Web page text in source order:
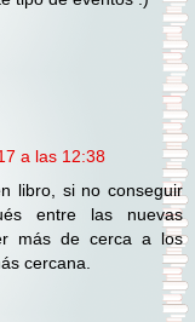
a las 12:38
libro, si no conseguir
entre las nuevas
más de cerca a los
cercana.